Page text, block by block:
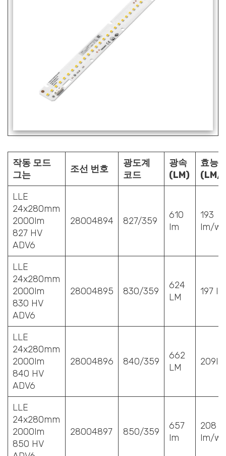
작동 모드
그는
조선 번호
광도계
코드
광속
(LM)
효능
(LM/
LLE
24x280mm
2000lm
827 HV
ADV6
28004894 827/359
610
lm
193
lm/w
LLE
24x280mm
2000lm
830 HV
ADV6
28004895 830/359
624
LM
197
LLE
24x280mm
2000lm
840 HV
ADV6
28004896 840/359
662
LM
LLE
24x280mm
2000lm
850 HV
28004897 850/359
657
lm
208
lm/w